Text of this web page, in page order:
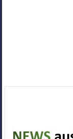
Alle